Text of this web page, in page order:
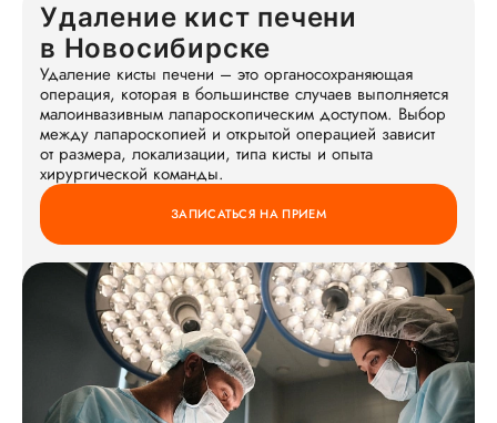
Удаление кист печени
в Новосибирске
Удаление кисты печени – это органосохраняющая
операция, которая в большинстве случаев выполняется
малоинвазивным лапароскопическим доступом. Выбор
между лапароскопией и открытой операцией зависит
от размера, локализации, типа кисты и опыта
хирургической команды.
ЗАПИСАТЬСЯ НА ПРИЕМ